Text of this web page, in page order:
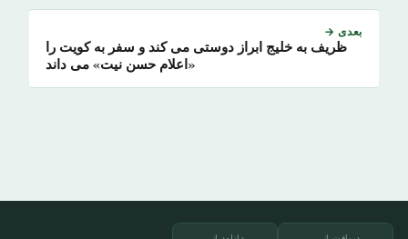
بعدی →
ظریف به خلیج ابراز دوستی می کند و سفر به کویت را
«اعلام حسن نیت» می داند